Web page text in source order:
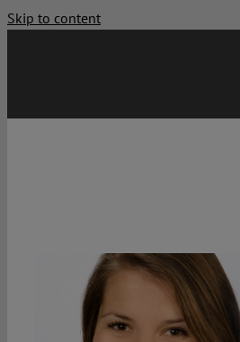
Skip to content